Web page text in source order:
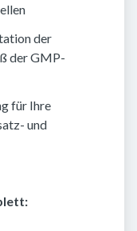
der
der GMP-
für Ihre
und